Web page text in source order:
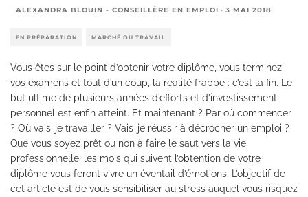
ALEXANDRA BLOUIN - CONSEILLÈRE EN EMPLOI · 3 MAI 2018
EN PRÉPARATION MARCHÉ DU TRAVAIL
Vous êtes sur le point d’obtenir votre diplôme, vous terminez
vos examens et tout d’un coup, la réalité frappe : c’est la fin. Le
but ultime de plusieurs années d’efforts et d’investissement
personnel est enfin atteint. Et maintenant ? Par où commencer
? Où vais-je travailler ? Vais-je réussir à décrocher un emploi ?
Que vous soyez prêt ou non à faire le saut vers la vie
professionnelle, les mois qui suivent l’obtention de votre
diplôme vous feront vivre un éventail d’émotions. L’objectif de
cet article est de vous sensibiliser au stress auquel vous risquez